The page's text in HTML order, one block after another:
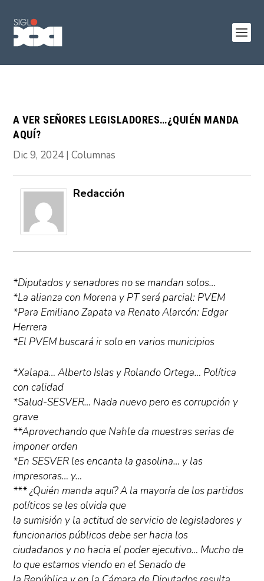
A VER SEÑORES LEGISLADORES…¿QUIÉN MANDA
AQUÍ?
Dic 9, 2024 |Columnas
Redacción
*Diputados y senadores no se mandan solos…
*La alianza con Morena y PT será parcial: PVEM
*Para Emiliano Zapata va Renato Alarcón: Edgar
Herrera
*El PVEM buscará ir solo en varios municipios
*Xalapa… Alberto Islas y Rolando Ortega… Política
con calidad
*Salud-SESVER… Nada nuevo pero es corrupción y
grave
**Aprovechando que Nahle da muestras serias de
imponer orden
*En SESVER les encanta la gasolina… y las
impresoras… y…
*** ¿Quién manda aquí? A la mayoría de los partidos
políticos se les olvida que
la sumisión y la actitud de servicio de legisladores y
funcionarios públicos debe ser hacia los
ciudadanos y no hacia el poder ejecutivo… Mucho de
lo que estamos viendo en el Senado de